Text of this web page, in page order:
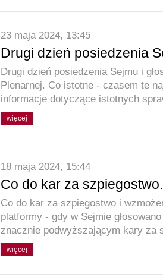
23 maja 2024, 13:45
Drugi dzień posiedzenia
Drugi dzień posiedzenia Sejmu i
Plenarnej. Co istotne - czasem te
informacje dotyczące istotnych
więcej
18 maja 2024, 15:44
Co do kar za
Co do kar za szpiegostwo i
platformy - gdy w Sejmie
znacznie podwyższającym kary za
więcej